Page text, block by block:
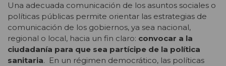
Una adecuada comunicación de los asuntos sociales o
políticas públicas permite orientar las estrategias de
comunicación de los gobiernos, ya sea nacional,
regional o local, hacia un fin claro: convocar a la
ciudadanía para que sea partícipe de la política
sanitaria. En un régimen democrático, las políticas